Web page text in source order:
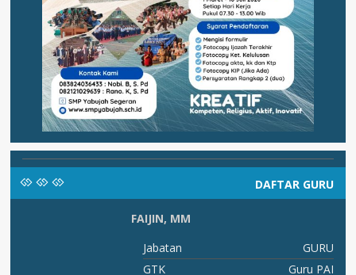
DAFTAR GURU
FAIJIN, MM
Jabatan
GURU
GTK
Guru PAI